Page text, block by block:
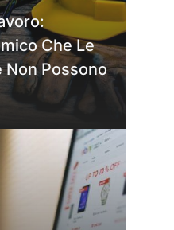
Che Le
Non Possono